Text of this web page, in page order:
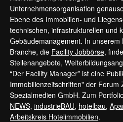
Unternehmensorganisation
Ebene des Immobilien- und
technischen, infrastrukturellen und
Gebäudemanagement. In
Branche, die Facility Jobbörse,
Stellenangebote,
“Der Facility Manager” ist eine
Immobilienzeitschriften" der Forum
Spezialmedien GmbH. Zum
NEWS, industrieBAU, hotelbau,
Arbeitskreis Hotelimmobilien.